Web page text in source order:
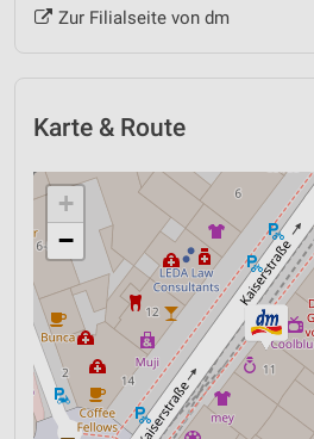
Zur Filialseite von dm
Karte & Route
+
−